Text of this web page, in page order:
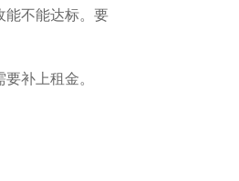
能不能达标。要
补上租金。